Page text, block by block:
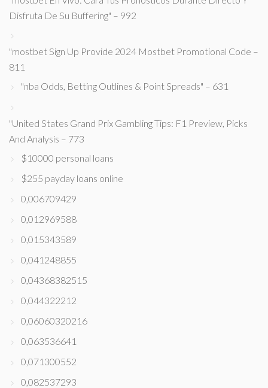
Disfruta De Su Buffering" – 992
"mostbet Sign Up Provide 2024 Mostbet Promotional Code –
811
"nba Odds, Betting Outlines & Point Spreads" – 631
"United States Grand Prix Gambling Tips: F1 Preview, Picks
And Analysis – 773
$10000 personal loans
$255 payday loans online
0,006709429
0,012969588
0,015343589
0,041248855
0,04368382515
0,044322212
0,06060320216
0,063536641
0,071300552
0,082537293